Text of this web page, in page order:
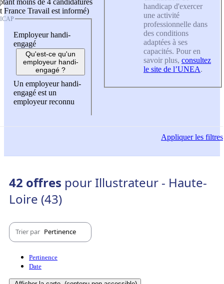
France Travail est informé)
Employeur handi-
engagé
Qu'est-ce qu'un
employeur handi-
engagé ?
Un employeur handi-
engagé est un
employeur reconnu
handicap d'exercer
une activité
professionnelle dans
des conditions
adaptées à ses
capacités. Pour en
savoir plus, consultez
le site de l’UNEA.
Appliquerles filtres
42 offres pour Illustrateur - Haute-
Loire (43)
Trier par Pertinence
Pertinence
Date